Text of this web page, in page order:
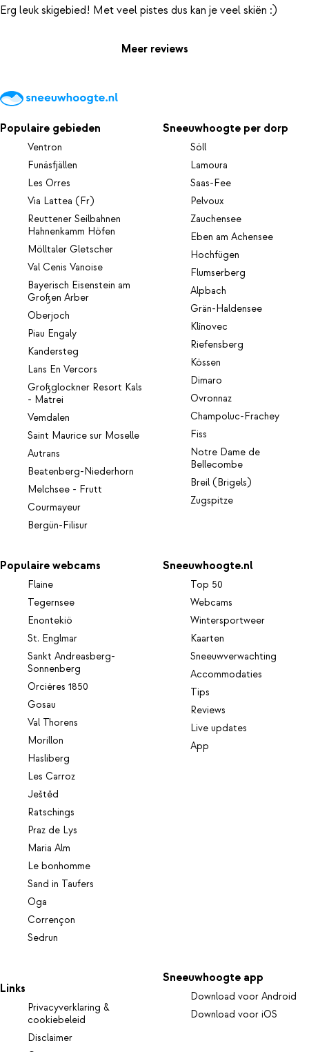
Meer reviews
Populaire gebieden
Ventron
Funäsfjällen
Les Orres
Via Lattea (Fr)
Reuttener Seilbahnen
Hahnenkamm Höfen
Mölltaler Gletscher
Val Cenis Vanoise
Bayerisch Eisenstein am
Großen Arber
Oberjoch
Piau Engaly
Kandersteg
Lans En Vercors
Großglockner Resort Kals
- Matrei
Vemdalen
Saint Maurice sur Moselle
Autrans
Beatenberg-Niederhorn
Melchsee - Frutt
Courmayeur
Bergün-Filisur
Sneeuwhoogte per dorp
Söll
Lamoura
Saas-Fee
Pelvoux
Zauchensee
Eben am Achensee
Hochfügen
Flumserberg
Alpbach
Grän-Haldensee
Klínovec
Riefensberg
Kössen
Dimaro
Ovronnaz
Champoluc-Frachey
Fiss
Notre Dame de
Bellecombe
Breil (Brigels)
Zugspitze
Populaire webcams
Flaine
Tegernsee
Enontekiö
St. Englmar
Sankt Andreasberg-
Sonnenberg
Orcières 1850
Gosau
Val Thorens
Morillon
Hasliberg
Les Carroz
Ještěd
Ratschings
Praz de Lys
Maria Alm
Le bonhomme
Sand in Taufers
Oga
Corrençon
Sedrun
Sneeuwhoogte.nl
Top 50
Webcams
Wintersportweer
Kaarten
Sneeuwverwachting
Accommodaties
Tips
Reviews
Live updates
App
Links
Privacyverklaring &
cookiebeleid
Disclaimer
Sneeuwhoogte app
Download voor Android
Download voor iOS